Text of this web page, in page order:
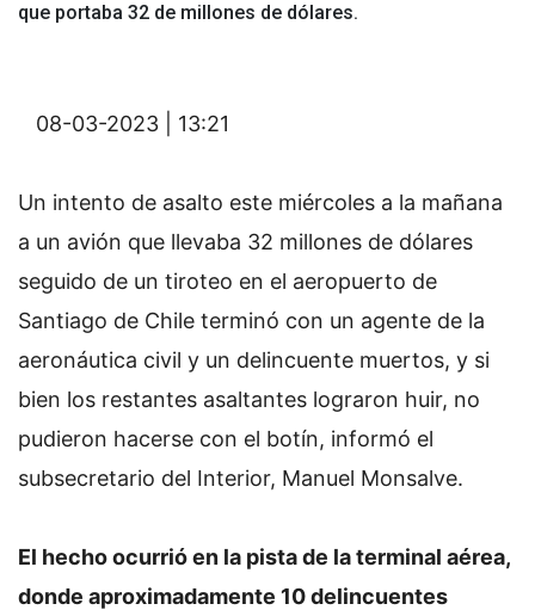
que portaba 32 de millones de dólares.
08-03-2023 | 13:21
Un intento de asalto este miércoles a la mañana
a un avión que llevaba 32 millones de dólares
seguido de un tiroteo en el aeropuerto de
Santiago de Chile terminó con un agente de la
aeronáutica civil y un delincuente muertos, y si
bien los restantes asaltantes lograron huir, no
pudieron hacerse con el botín, informó el
subsecretario del Interior, Manuel Monsalve.
El hecho ocurrió en la pista de la terminal aérea,
donde aproximadamente 10 delincuentes